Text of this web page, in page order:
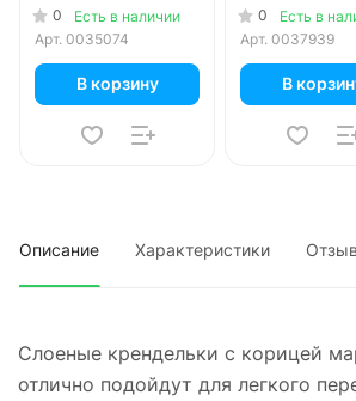
гр 0
Есть в наличии
Арт. 0035074
В корзину
200 гр
0
Есть в
Арт. 0037939
В
Описание Характеристики
Слоеные крендельки с корицей
отлично подойдут для легкого